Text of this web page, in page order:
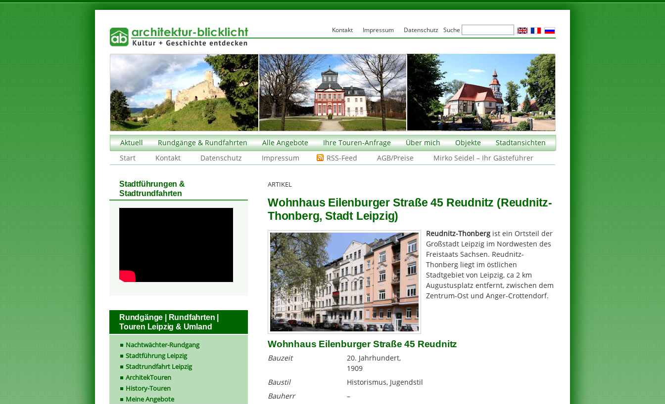
Aktuell Rundgänge & Rundfahrten Alle Angebote Ihre Touren-Anfrage Über mich Objekte
Stadtansichten
Start
Kontakt Datenschutz Impressum RSS-Feed AGB/Preise Mirko Seidel – Ihr Gästeführer
ARTIKEL
Wohnhaus Eilenburger Straße 45 Reudnitz (Reudnitz-
Thonberg, Stadt Leipzig)
Reudnitz-Thonberg ist ein Ortsteil der
Großstadt Leipzig im Nordwesten des
Freistaats Sachsen. Reudnitz-
Thonberg liegt im östlichen
Stadtgebiet von Leipzig, ca 2 km
Augustusplatz entfernt, zwischen dem
Zentrum-Ost und Anger-Crottendorf.
Wohnhaus Eilenburger Straße 45 Reudnitz
Bauzeit
20. Jahrhundert,
1909
Baustil
Historismus, Jugendstil
Bauherr
–
Stadtführungen &
Stadtrundfahrten
Rundgänge | Rundfahrten |
Touren Leipzig & Umland
Nachtwächter-Rundgang
Stadtführung Leipzig
Stadtrundfahrt Leipzig
ArchitekTouren
History-Touren
Meine Angebote
Kontakt Impressum Datenschutz Suche